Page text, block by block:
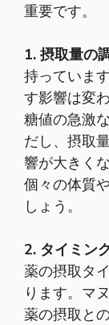
重要です。
1. 摂取量の
持っていま
す影響は変
糖値の急激
だし、摂取
響が大きく
個々の体質
しょう。
2. タイミン
薬の摂取タ
ります。マ
薬の摂取と